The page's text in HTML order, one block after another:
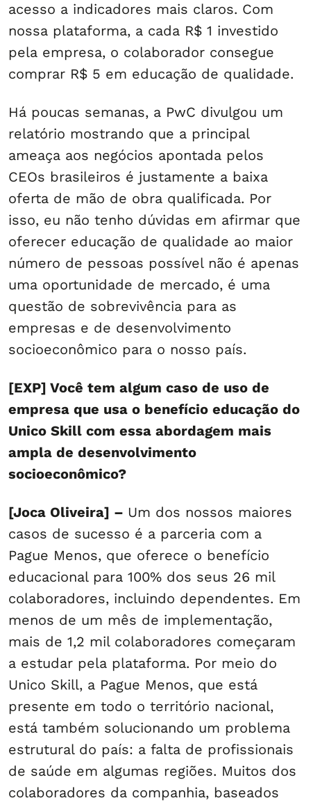
acesso a indicadores mais claros. Com
nossa plataforma, a cada R$ 1 investido
pela empresa, o colaborador consegue
comprar R$ 5 em educação de qualidade.
Há poucas semanas, a PwC divulgou um
relatório mostrando que a principal
ameaça aos negócios apontada pelos
CEOs brasileiros é justamente a baixa
oferta de mão de obra qualificada. Por
isso, eu não tenho dúvidas em afirmar que
oferecer educação de qualidade ao maior
número de pessoas possível não é apenas
uma oportunidade de mercado, é uma
questão de sobrevivência para as
empresas e de desenvolvimento
socioeconômico para o nosso país.
[EXP] Você tem algum caso de uso de
empresa que usa o benefício educação do
Unico Skill com essa abordagem mais
ampla de desenvolvimento
socioeconômico?
[Joca Oliveira] – Um dos nossos maiores
casos de sucesso é a parceria com a
Pague Menos, que oferece o benefício
educacional para 100% dos seus 26 mil
colaboradores, incluindo dependentes. Em
menos de um mês de implementação,
mais de 1,2 mil colaboradores começaram
a estudar pela plataforma​. Por meio do
Unico Skill, a Pague Menos, que está
presente em todo o território nacional,
está também solucionando um problema
estrutural do país: a falta de profissionais
de saúde em algumas regiões. Muitos dos
colaboradores da companhia, baseados